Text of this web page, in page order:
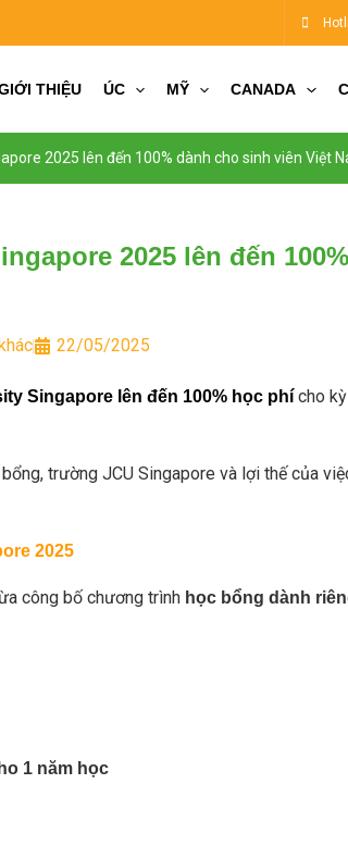
THIỆU ÚC MỸ CANADA
2025 lên đến 100% dành cho sinh viên Việt
2025 lên đến
22/05/2025
Singapore lên đến 100% học phícho kỳ
trường JCU Singapore và lợi thế của
2025
công bố chương trình học bổng dành
1 năm học